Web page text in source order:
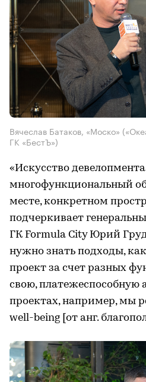
Вячеслав Батаков, «Моско»
ГК «БестЪ»)
«Искусство
многофункциональный
месте, конкретном
подчеркивает
ГК Formula City Юрий
нужно знать подходы,
проект за счет разных
свою, платежеспособную
проектах, например, мы
well-being [от анг.